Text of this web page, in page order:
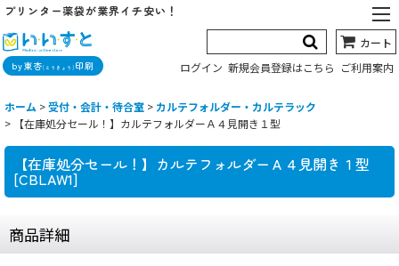
プリンター薬袋が業界イチ安い！
by東杏(とうきょう) 印刷
カート
ログイン 新規会員登録はこちら ご利用案内
ホーム >受付・会計・待合室 > カルテフォルダー・カルテラック
>
【在庫処分セール！】カルテフォルダーＡ４見開き１型
【在庫処分セール！】カルテフォルダーＡ４見開き１型
[CBLAW1]
商品詳細